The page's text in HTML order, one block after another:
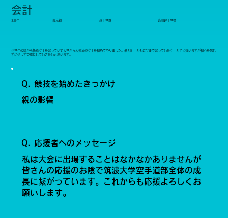
会計
3年生 東京都 理工学群 応用理工学類
Q. 競技を始めたきっかけ
親の影響
Q. 応援者へのメッセージ
私は大会に出場することはなかなかありませんが
皆さんの応援のお陰で筑波大学空手道部全体の成
長に繋がっています。これからも応援よろしくお
願いします。
小学生の頃から極真空手を習っていて大学から和道流の空手を初めてやりました。形と組手ともに今まで習っていた空手と全く違いますが初心を忘れ
ずに少しずつ成長していきたいと思います。